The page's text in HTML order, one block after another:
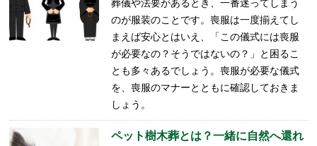
葬儀や法要があるとき、一番迷ってしまう
のが服装のことです。喪服は一度揃えてし
まえば安心とはいえ、「この儀式には喪服
が必要なの？そうではないの？」と困るこ
とも多々あるでしょう。喪服が必要な儀式
を、喪服のマナーとともに確認しておきま
しょう。
ペット樹木葬とは？一緒に自然へ還れ